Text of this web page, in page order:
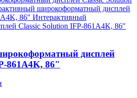
дисплей
861A4K, 86″